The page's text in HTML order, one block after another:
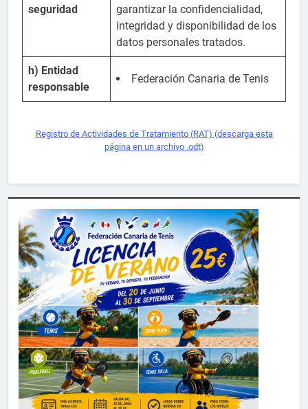
seguridad
garantizar la confidencialidad,
integridad y disponibilidad de los
datos personales tratados.
h) Entidad
responsable
Federación Canaria de Tenis
Registro de Actividades de Tratamiento (RAT) (descarga esta
página en un archivo .odt)